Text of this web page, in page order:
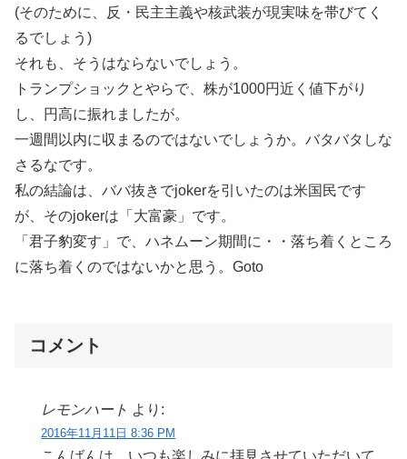
(そのために、反・民主主義や核武装が現実味を帯びてく
るでしょう)
それも、そうはならないでしょう。
トランプショックとやらで、株が1000円近く値下がり
し、円高に振れましたが。
一週間以内に収まるのではないでしょうか。バタバタしな
さるなです。
私の結論は、ババ抜きでjokerを引いたのは米国民です
が、そのjokerは「大富豪」です。
「君子豹変す」で、ハネムーン期間に・・落ち着くところ
に落ち着くのではないかと思う。Goto
コメント
レモンハート より:
2016年11月11日 8:36 PM